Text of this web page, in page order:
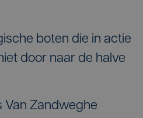
boten die in actie
door naar de halve
Van Zandweghe